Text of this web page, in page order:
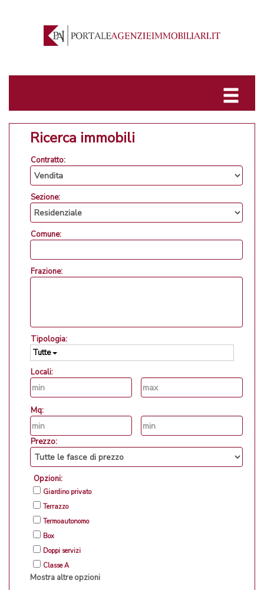
Ricerca immobili
Contratto:
Sezione:
Comune:
Frazione:
Tipologia:
Tutte
Locali:
Mq:
Prezzo:
Opzioni:
Giardino privato
Terrazzo
Termoautonomo
Box
Doppi servizi
Classe A
Mostra altre opzioni